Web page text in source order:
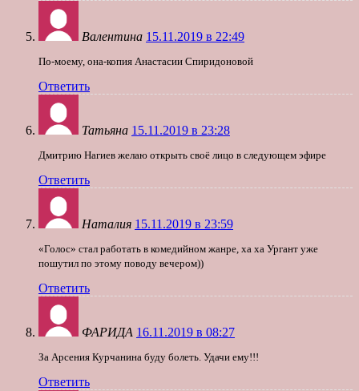
Валентина 15.11.2019 в 22:49
По-моему, она-копия Анастасии Спиридоновой
Ответить
Татьяна 15.11.2019 в 23:28
Дмитрию Нагиев желаю открыть своё лицо в следующем эфире
Ответить
Наталия 15.11.2019 в 23:59
«Голос» стал работать в комедийном жанре, ха ха Ургант уже
пошутил по этому поводу вечером))
Ответить
ФАРИДА 16.11.2019 в 08:27
За Арсения Курчанина буду болеть. Удачи ему!!!
Ответить